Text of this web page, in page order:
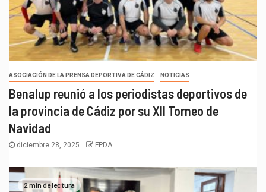
ASOCIACIÓN DE LA PRENSA DEPORTIVA DE CÁDIZ NOTICIAS
Benalup reunió a los periodistas deportivos de
la provincia de Cádiz por su XII Torneo de
Navidad
diciembre 28, 2025 FPDA
2 min de lectura